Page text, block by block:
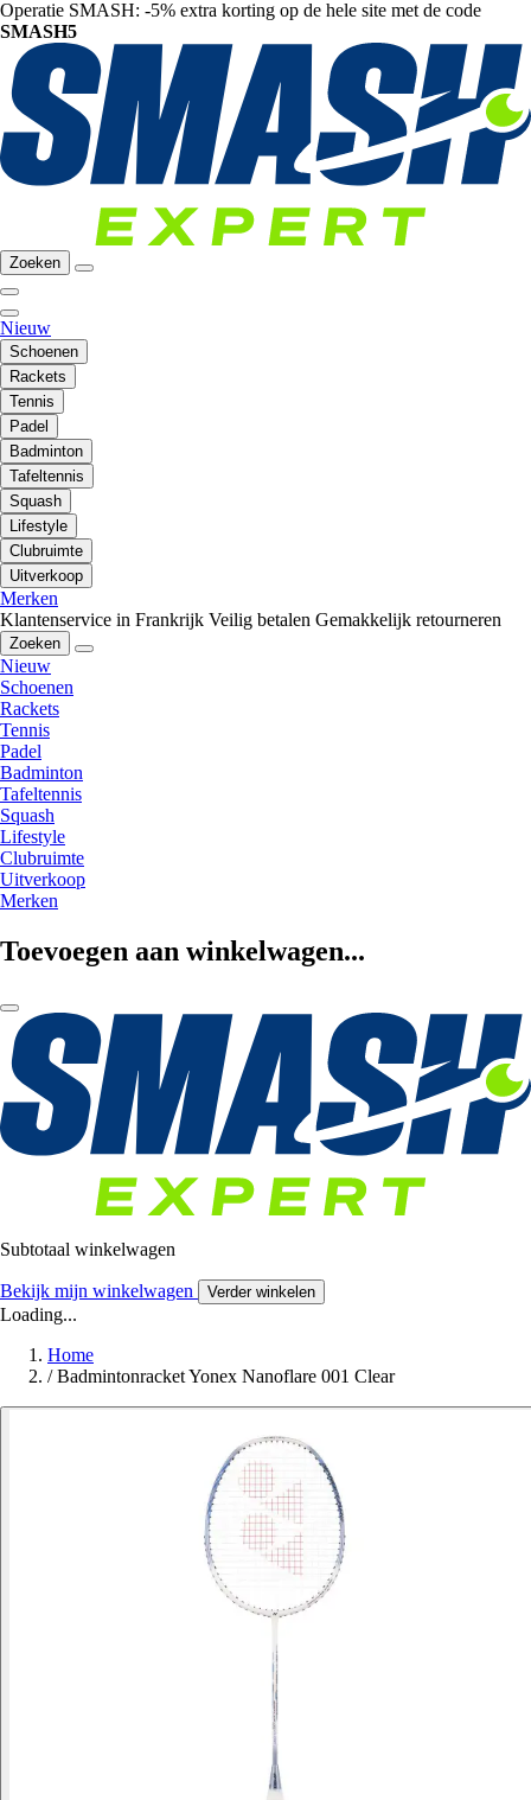
Operatie SMASH: -5% extra korting op de hele site met de code
SMASH5
Zoeken
Nieuw
Schoenen
Rackets
Tennis
Padel
Badminton
Tafeltennis
Squash
Lifestyle
Clubruimte
Uitverkoop
Merken
Klantenservice in Frankrijk Veilig betalen Gemakkelijk retourneren
Zoeken
Nieuw
Schoenen
Rackets
Tennis
Padel
Badminton
Tafeltennis
Squash
Lifestyle
Clubruimte
Uitverkoop
Merken
Toevoegen aan winkelwagen...
Subtotaal winkelwagen
Bekijk mijn winkelwagen Verder winkelen
Loading...
Home
/ Badmintonracket Yonex Nanoflare 001 Clear